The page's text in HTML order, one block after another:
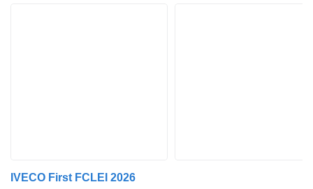
IVECO First FCLEI 2026